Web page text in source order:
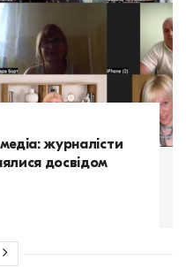
журналісти
досвідом